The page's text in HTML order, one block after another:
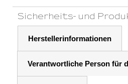
Sicherheits- und
Herstellerinformationen
Verantwortliche Person für